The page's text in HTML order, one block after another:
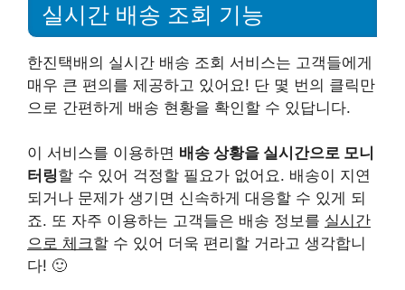
실시간 배송 조회 기능
한진택배의 실시간 배송 조회 서비스는 고객들에게
매우 큰 편의를 제공하고 있어요! 단 몇 번의 클릭만
으로 간편하게 배송 현황을 확인할 수 있답니다.
이 서비스를 이용하면 배송 상황을 실시간으로 모니
터링할 수 있어 걱정할 필요가 없어요. 배송이 지연
되거나 문제가 생기면 신속하게 대응할 수 있게 되
죠. 또 자주 이용하는 고객들은 배송 정보를 실시간
으로 체크할 수 있어 더욱 편리할 거라고 생각합니
다! 🙂